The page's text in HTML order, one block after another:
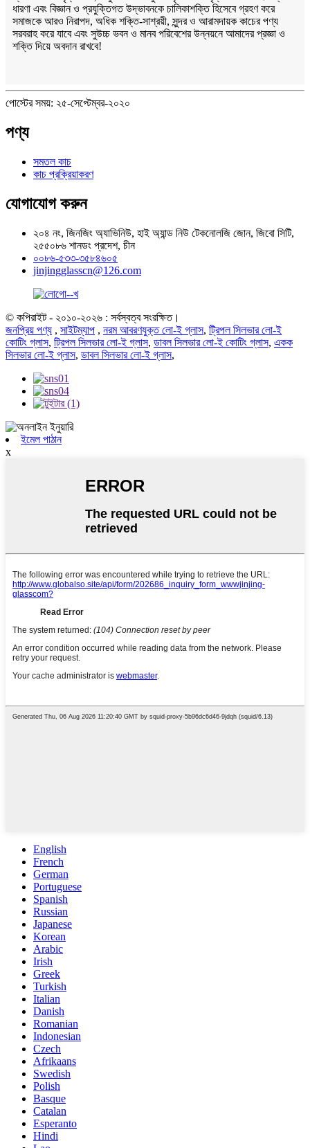
ধারণা এবং বিজ্ঞান ও প্রযুক্তিগত উদ্ভাবনকে চালিকাশক্তি হিসেবে গ্রহণ করে
সমাজকে আরও নিরাপদ, অধিক শক্তি-সাশ্রয়ী, সুন্দর ও আরামদায়ক কাচের পণ্য
সরবরাহ করে যাবে এবং সুউচ্চ ভবন ও মানব পরিবেশের উন্নয়নে আমাদের প্রজ্ঞা ও
শক্তি দিয়ে অবদান রাখবে!
পোস্টের সময়: ২৫-সেপ্টেম্বর-২০২০
পণ্য
সমতল কাচ
কাচ প্রক্রিয়াকরণ
যোগাযোগ করুন
২০৪ নং, জিনজিং অ্যাভিনিউ, হাই অ্যান্ড নিউ টেকনোলজি জোন, জিবো সিটি,
২৫৫০৮৬ শানডং প্রদেশ, চীন
০০৮৬-৫৩৩-৩৫৮৪৬০৫
jinjingglasscn@126.com
© কপিরাইট - ২০১০-২০২৬ : সর্বস্বত্ব সংরক্ষিত।
জনপ্রিয় পণ্য , সাইটম্যাপ , নরম আবরণযুক্ত লো-ই গ্লাস, ট্রিপল সিলভার লো-ই
কোটিং গ্লাস, ট্রিপল সিলভার লো-ই গ্লাস, ডাবল সিলভার লো-ই কোটিং গ্লাস, একক
সিলভার লো-ই গ্লাস, ডাবল সিলভার লো-ই গ্লাস,
ইমেল পাঠান
x
English
French
German
Portuguese
Spanish
Russian
Japanese
Korean
Arabic
Irish
Greek
Turkish
Italian
Danish
Romanian
Indonesian
Czech
Afrikaans
Swedish
Polish
Basque
Catalan
Esperanto
Hindi